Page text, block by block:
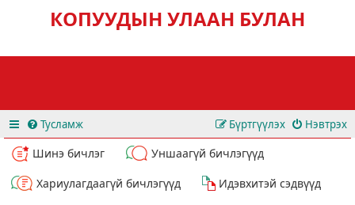
КОПУУДЫН УЛААН БУЛАН
Тусламж Нэвтрэх
Бүртгүүлэх
Шинэ бичлэг
Уншаагүй бичлэгүүд
Хариулагдаагүй бичлэгүүд
Идэвхитэй сэдвүүд